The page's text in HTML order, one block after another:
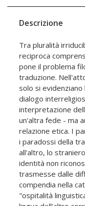
Descrizione
Tra pluralità
reciproca
pone il problema
traduzione.
solo si
dialogo
interpretazione
un'altra fede - ma
relazione etica. I
i paradossi della
all'altro, lo
identità non
trasmesse dalle
compendia nella
"ospitalità